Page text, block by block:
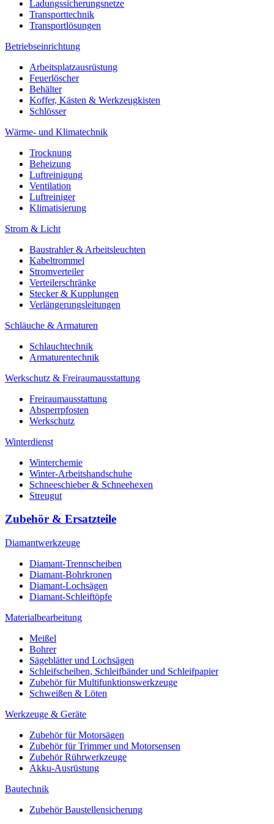
Ladungssicherungsnetze
Transporttechnik
Transportlösungen
Betriebseinrichtung
Arbeitsplatzausrüstung
Feuerlöscher
Behälter
Koffer, Kästen & Werkzeugkisten
Schlösser
Wärme- und Klimatechnik
Trocknung
Beheizung
Luftreinigung
Ventilation
Luftreiniger
Klimatisierung
Strom & Licht
Baustrahler & Arbeitsleuchten
Kabeltrommel
Stromverteiler
Verteilerschränke
Stecker & Kupplungen
Verlängerungs­leitungen
Schläuche & Armaturen
Schlauchtechnik
Armaturentechnik
Werkschutz & Freiraumausstattung
Freiraumausstattung
Absperrpfosten
Werkschutz
Winterdienst
Winterchemie
Winter-Arbeitshandschuhe
Schneeschieber & Schneehexen
Streugut
Zubehör & Ersatzteile
Diamantwerkzeuge
Diamant-Trennscheiben
Diamant-Bohrkronen
Diamant-Lochsägen
Diamant-Schleiftöpfe
Materialbearbeitung
Meißel
Bohrer
Sägeblätter und Lochsägen
Schleifscheiben, Schleifbänder und Schleifpapier
Zubehör für Multifunktionswerkzeuge
Schweißen & Löten
Werkzeuge & Geräte
Zubehör für Motorsägen
Zubehör für Trimmer und Motorsensen
Zubehör Rührwerkzeuge
Akku-Ausrüstung
Bautechnik
Zubehör Baustellensicherung